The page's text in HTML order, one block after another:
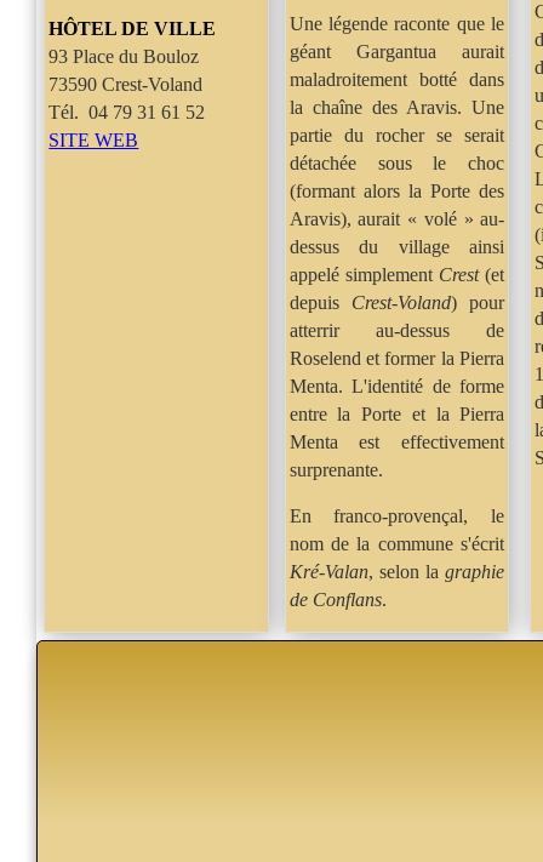
HÔTEL DE VILLE
93 Place du Bouloz
73590 Crest-Voland
Tél. 04 79 31 61 52
SITE WEB
Une légende raconte que le
géant Gargantua aurait
maladroitement botté dans
la chaîne des Aravis. Une
partie du rocher se serait
détachée sous le choc
(formant alors la Porte des
Aravis), aurait « volé » au-
dessus du village ainsi
appelé simplement Crest(et
depuis Crest-Voland) pour
atterrir au-dessus de
Roselend et former la Pierra
Menta. L'identité de forme
entre la Porte et la Pierra
Menta est effectivement
surprenante.
En franco-provençal, le
nom de la commune s'écrit
Kré-Valan, selon lagraphie
de Conflans.